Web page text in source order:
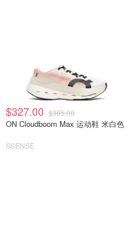
$327.00 $385.00
ON Cloudboom Max 运动鞋 米白色
SSENSE